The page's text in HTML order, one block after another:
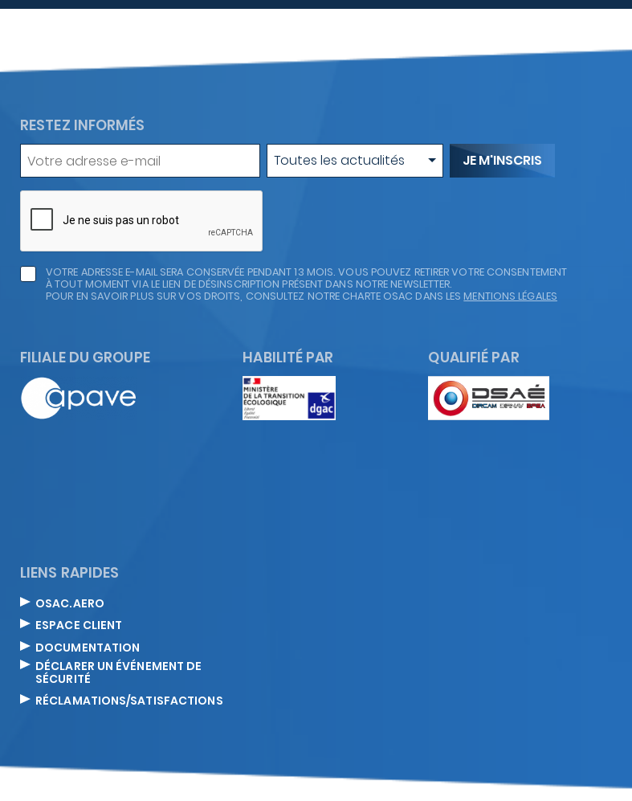
RESTEZ INFORMÉS
Votre
adresse
e-
mail
Type
d'actualité
Toutes les actualités
VOTRE ADRESSE E-MAIL SERA CONSERVÉE PENDANT 13 MOIS. VOUS POUVEZ RETIRER VOTRE CONSENTEMENT
À TOUT MOMENT VIA LE LIEN DE DÉSINSCRIPTION PRÉSENT DANS NOTRE NEWSLETTER.
POUR EN SAVOIR PLUS SUR VOS DROITS, CONSULTEZ NOTRE CHARTE OSAC DANS LES MENTIONS LÉGALES
FILIALE DU GROUPE HABILITÉ PAR QUALIFIÉ PAR
LIENS RAPIDES
OSAC.AERO
ESPACE CLIENT
DOCUMENTATION
DÉCLARER UN ÉVÉNEMENT DE
SÉCURITÉ
RÉCLAMATIONS/SATISFACTIONS